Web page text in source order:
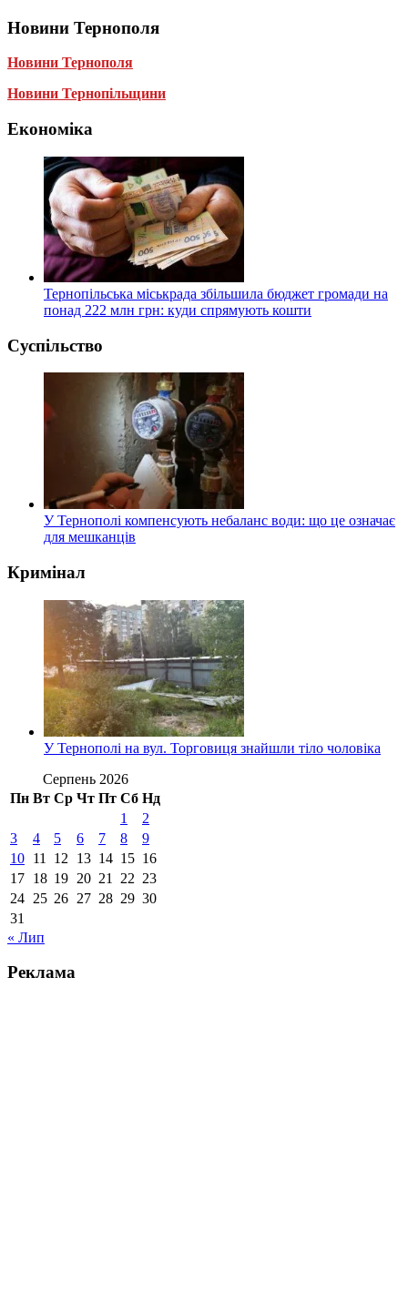
Новини Тернополя
Новини Тернополя
Новини Тернопільщини
Економіка
Тернопільська міськрада збільшила бюджет громади на
понад 222 млн грн: куди спрямують кошти
Суспільство
У Тернополі компенсують небаланс води: що це означає
для мешканців
Кримінал
У Тернополі на вул. Торговиця знайшли тіло чоловіка
Серпень 2026
Пн Вт Ср Чт Пт Сб Нд
1
2
3
4 5 6 7 8
9
10 11 12 13 14 15 16
17 18 19 20 21 22 23
24 25 26 27 28 29 30
31
« Лип
Реклама